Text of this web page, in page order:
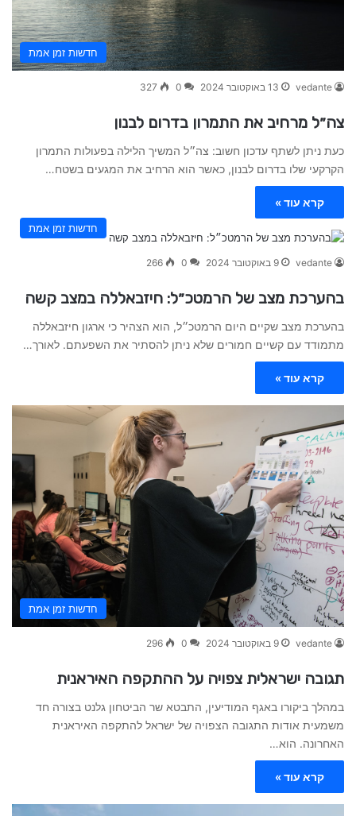
חדשות זמן אמת
vedante 13 באוקטובר 2024 0
327
צה״ל מרחיב את התמרון בדרום לבנון
כעת ניתן לשתף עדכון חשוב: צה״ל המשיך הלילה בפעולות התמרון
הקרקעי שלו בדרום לבנון, כאשר הוא הרחיב את המגעים בשטח…
קרא עוד »
חדשות זמן אמת
vedante 9 באוקטובר 2024 0
266
בהערכת מצב של הרמטכ״ל: חיזבאללה במצב קשה
בהערכת מצב שקיים היום הרמטכ״ל, הוא הצהיר כי ארגון חיזבאללה
מתמודד עם קשיים חמורים שלא ניתן להסתיר את השפעתם. לאורך…
קרא עוד »
חדשות זמן אמת
vedante 9 באוקטובר 2024 0
296
תגובה ישראלית צפויה על ההתקפה האיראנית
במהלך ביקורו באגף המודיעין, התבטא שר הביטחון גלנט בצורה חד
משמעית אודות התגובה הצפויה של ישראל להתקפה האיראנית
האחרונה. הוא…
קרא עוד »